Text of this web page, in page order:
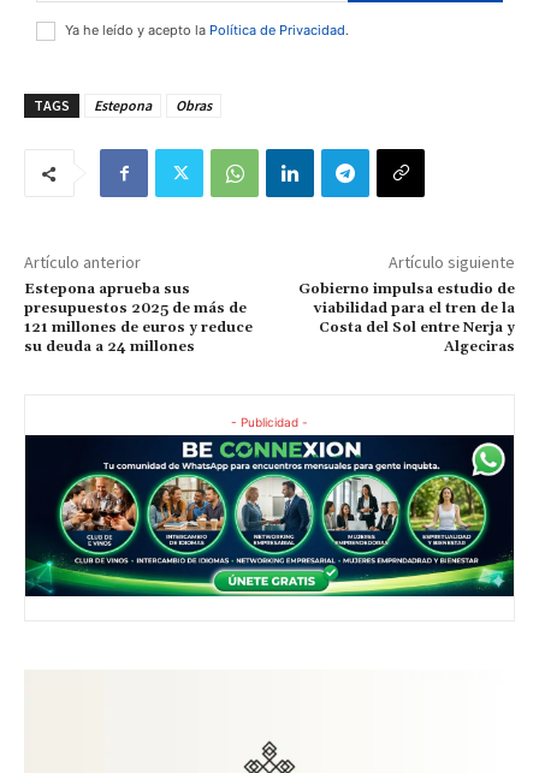
Ya he leído y acepto la Política de Privacidad.
TAGS Estepona Obras
Artículo anterior
Estepona aprueba sus
presupuestos 2025 de más de
121 millones de euros y reduce
su deuda a 24 millones
Artículo siguiente
Gobierno impulsa estudio de
viabilidad para el tren de la
Costa del Sol entre Nerja y
Algeciras
- Publicidad -